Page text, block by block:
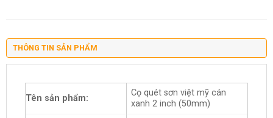
THÔNG TIN SẢN PHẨM
Tên sản phẩm:
Cọ quét sơn việt mỹ cán
xanh 2 inch (50mm)